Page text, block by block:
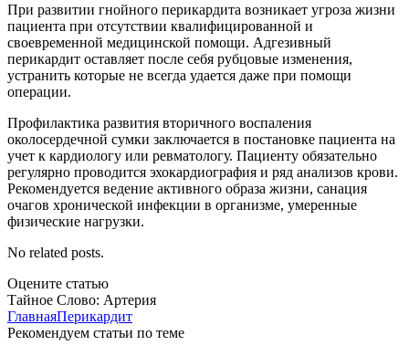
При развитии гнойного перикардита возникает угроза жизни
пациента при отсутствии квалифицированной и
своевременной медицинской помощи. Адгезивный
перикардит оставляет после себя рубцовые изменения,
устранить которые не всегда удается даже при помощи
операции.
Профилактика развития вторичного воспаления
околосердечной сумки заключается в постановке пациента на
учет к кардиологу или ревматологу. Пациенту обязательно
регулярно проводится эхокардиография и ряд анализов крови.
Рекомендуется ведение активного образа жизни, санация
очагов хронической инфекции в организме, умеренные
физические нагрузки.
No related posts.
Оцените статью
Тайное Слово: Артерия
ГлавнаяПерикардит
Рекомендуем статьи по теме